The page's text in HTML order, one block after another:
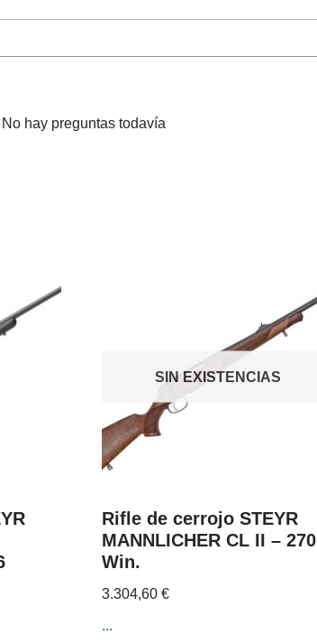
No hay preguntas todavía
SIN EXISTENCIAS
Rifle de cerrojo STEYR
MANNLICHER CL II – 270
Win.
3.304,60 €
...